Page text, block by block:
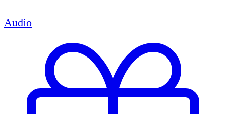
Audio